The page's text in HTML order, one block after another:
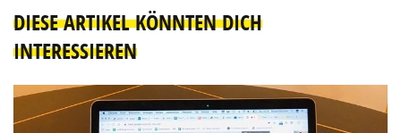
DIESE ARTIKEL KÖNNTEN DICH
INTERESSIEREN